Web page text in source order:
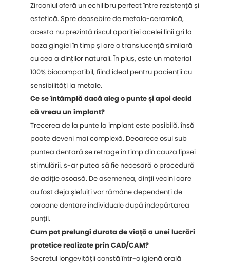
Zirconiul oferă un echilibru perfect între rezistență și
estetică. Spre deosebire de metalo-ceramică,
acesta nu prezintă riscul apariției acelei linii gri la
baza gingiei în timp și are o translucență similară
cu cea a dinților naturali. În plus, este un material
100% biocompatibil, fiind ideal pentru pacienții cu
sensibilități la metale.
Ce se întâmplă dacă aleg o punte și apoi decid
că vreau un implant?
Trecerea de la punte la implant este posibilă, însă
poate deveni mai complexă. Deoarece osul sub
puntea dentară se retrage în timp din cauza lipsei
stimulării, s-ar putea să fie necesară o procedură
de adiție osoasă. De asemenea, dinții vecini care
au fost deja șlefuiți vor rămâne dependenți de
coroane dentare individuale după îndepărtarea
punții.
Cum pot prelungi durata de viață a unei lucrări
protetice realizate prin CAD/CAM?
Secretul longevității constă într-o igienă orală